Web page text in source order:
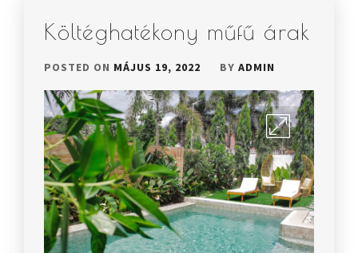
Költéghatékony műfű árak
POSTED ON MÁJUS 19, 2022 BY ADMIN